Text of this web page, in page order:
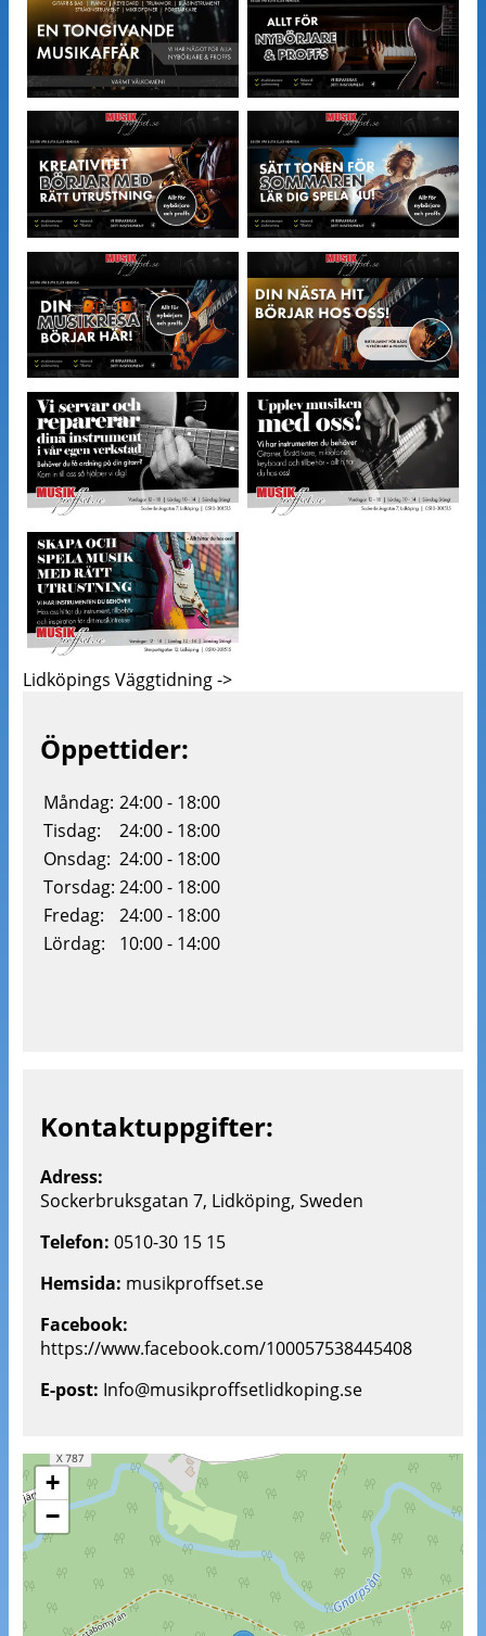
Lidköpings Väggtidning ->
Öppettider:
Måndag: 24:00 - 18:00
Tisdag:
24:00 - 18:00
Onsdag: 24:00 - 18:00
Torsdag: 24:00 - 18:00
Fredag:
24:00 - 18:00
Lördag:
10:00 - 14:00
Kontaktuppgifter:
Adress:
Sockerbruksgatan 7, Lidköping, Sweden
Telefon: 0510-30 15 15
Hemsida: musikproffset.se
Facebook:
https://www.facebook.com/100057538445408
E-post: Info@musikproffsetlidkoping.se
+
−